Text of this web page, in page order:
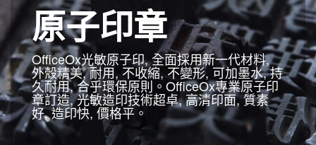
原子印章
OfficeOx光敏原子印, 全面採用新一代材料,
外殼精美, 耐用, 不收縮, 不變形, 可加墨水, 持
久耐用, 合乎環保原則。OfficeOx專業原子印
章訂造, 光敏造印技術超卓, 高清印面, 質素
好, 造印快, 價格平。